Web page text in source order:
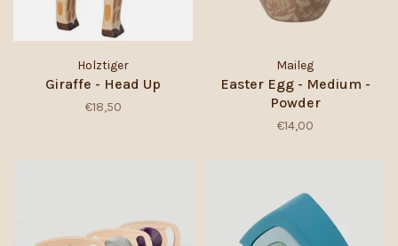
Holztiger
Giraffe - Head Up
€18,50
Maileg
Easter Egg - Medium -
Powder
€14,00